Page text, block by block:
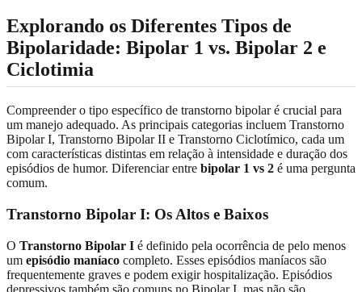
Explorando os Diferentes Tipos de
Bipolaridade: Bipolar 1 vs. Bipolar 2 e
Ciclotimia
Compreender o tipo específico de transtorno bipolar é crucial para
um manejo adequado. As principais categorias incluem Transtorno
Bipolar I, Transtorno Bipolar II e Transtorno Ciclotímico, cada um
com características distintas em relação à intensidade e duração dos
episódios de humor. Diferenciar entre bipolar 1 vs 2 é uma pergunta
comum.
Transtorno Bipolar I: Os Altos e Baixos
O Transtorno Bipolar I é definido pela ocorrência de pelo menos
um episódio maníaco completo. Esses episódios maníacos são
frequentemente graves e podem exigir hospitalização. Episódios
depressivos também são comuns no Bipolar I, mas não são